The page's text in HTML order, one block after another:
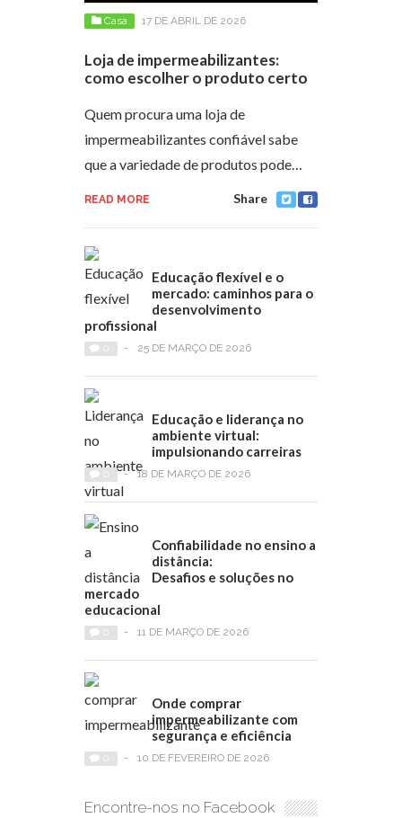
Casa 17 DE ABRIL DE 2026
Loja de impermeabilizantes:
como escolher o produto certo
Quem procura uma loja de
impermeabilizantes confiável sabe
que a variedade de produtos pode…
READ MORE Share
Educação flexível e o
mercado: caminhos para o
desenvolvimento
profissional
- 25 DE MARÇO DE 2026
Educação e liderança no
ambiente virtual:
impulsionando carreiras
- 18 DE MARÇO DE 2026
Confiabilidade no ensino a
distância:
Desafios e soluções no
mercado
educacional
- 11 DE MARÇO DE 2026
Onde comprar
impermeabilizante com
segurança e eficiência
- 10 DE FEVEREIRO DE 2026
Encontre-nos no Facebook